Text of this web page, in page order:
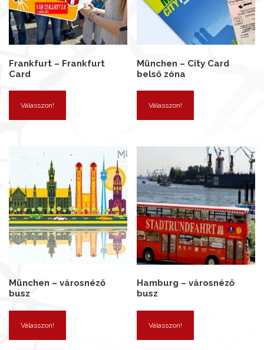
Frankfurt – Frankfurt
Card
Válasszon!
München – City Card
belső zóna
Válasszon!
München – városnéző
busz
Válasszon!
Hamburg – városnéző
busz
Válasszon!